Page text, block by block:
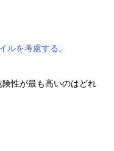
を考慮する。
性が最も高いのはどれ